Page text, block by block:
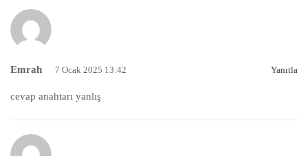
Emrah 7 Ocak 2025 13:42 Yanıtla
cevap anahtarı yanlış